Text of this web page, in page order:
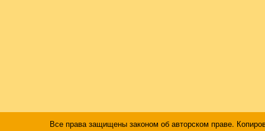
Все права защищены законом об авторском праве.